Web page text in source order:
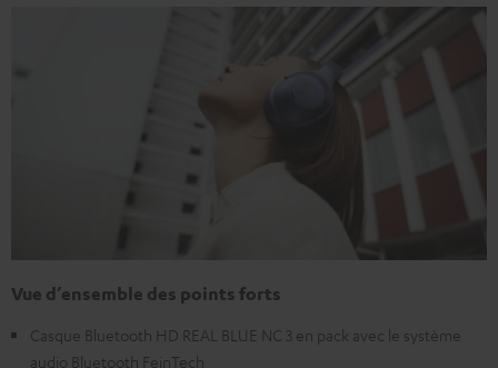
Vue d’ensemble des points forts
Casque Bluetooth HD REAL BLUE NC 3 en pack avec le système
audio Bluetooth FeinTech